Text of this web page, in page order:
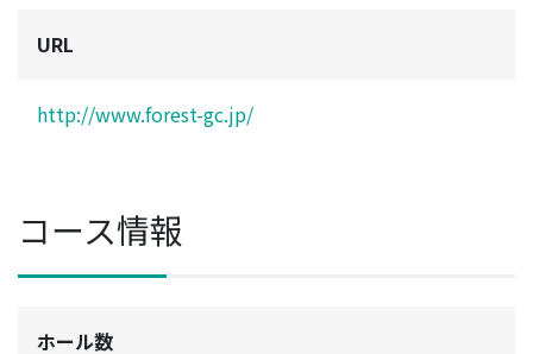
URL
http://www.forest-gc.jp/
コース情報
ホール数